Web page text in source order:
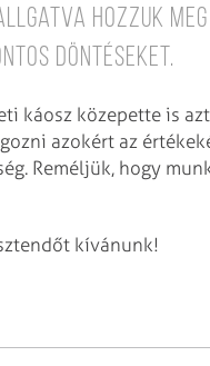
hozzuk
döntéseket.
káosz közepette is
azokért az
Reméljük, hogy
kívánunk!